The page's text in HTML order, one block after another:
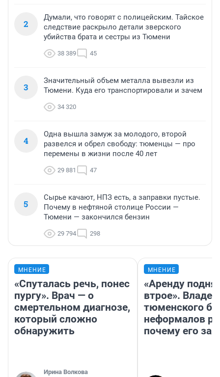
2
Думали, что говорят с полицейским. Тайское
следствие раскрыло детали зверского
убийства брата и сестры из Тюмени
38 389 45
3
Значительный объем металла вывезли из
Тюмени. Куда его транспортировали и зачем
34 320
4
Одна вышла замуж за молодого, второй
развелся и обрел свободу: тюменцы — про
перемены в жизни после 40 лет
29 881 47
5
Сырье качают, НПЗ есть, а заправки пустые.
Почему в нефтяной столице России —
Тюмени — закончился бензин
29 794 298
МНЕНИЕ
«Спуталась речь, понес
пургу». Врач — о
смертельном диагнозе,
который сложно
обнаружить
Ирина Волкова
МНЕНИЕ
«Аренду
втрое».
тюменского
неформалов
почему его